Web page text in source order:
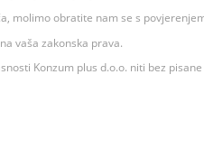
molimo obratite nam se s
vaša zakonska prava.
Konzum plus d.o.o. niti bez